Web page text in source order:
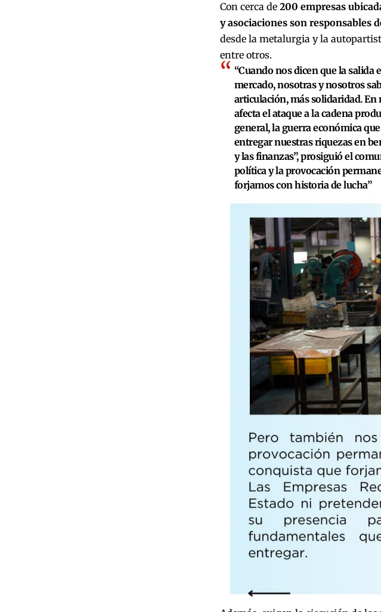
Con cerca de 200 empresas
y asociaciones son responsables
desde la metalurgia y la
entre otros.
“Cuando nos dicen que la salida
mercado, nosotras y nosotros
articulación, más solidaridad.
afecta el ataque a la cadena
general, la guerra económica
entregar nuestras riquezas en
y las finanzas”, prosiguió el
política y la provocación
forjamos con historia de lucha”